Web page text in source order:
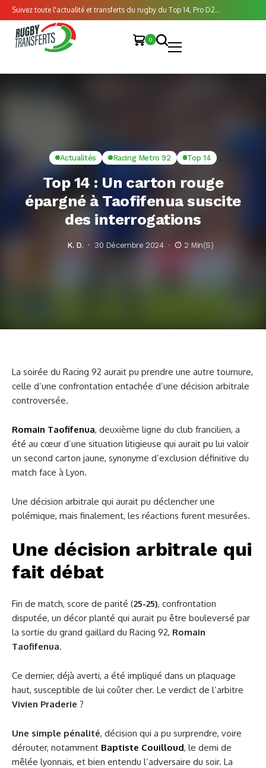
Suivez toute l'actualité et transferts du rugby du Top 14, Pro D2...
0
Actualités Racing Metro 92 Top 14
Top 14 : Un carton rouge
épargné à Taofifenua suscite
des interrogations
K. D. 30 Décembre 2024 2 Min(s)
La soirée du Racing 92 aurait pu prendre une autre tournure,
celle d’une confrontation entachée d’une décision arbitrale
controversée.
Romain Taofifenua, deuxième ligne du club francilien, a
été au cœur d’une situation litigieuse qui aurait pu lui valoir
un second carton jaune, synonyme d’exclusion définitive du
match face à Lyon.
Une décision arbitrale qui aurait pu déclencher une
polémique, mais finalement, les réactions furent mesurées.
Une décision arbitrale qui
fait débat
Fin de match, score de parité (25-25), confrontation
disputée, un décor planté qui aurait pu être bouleversé par
la sortie du grand gaillard du Racing 92, Romain
Taofifenua.
Ce dernier, déjà averti, a été impliqué dans un plaquage
haut, susceptible de lui coûter cher. Le verdict de l’arbitre
Vivien Praderie ?
Une simple pénalité, décision qui a pu surprendre, voire
dérouter, notamment Baptiste Couilloud, le demi de
mêlée lyonnais, et bien entendu l’adversaire du soir. La